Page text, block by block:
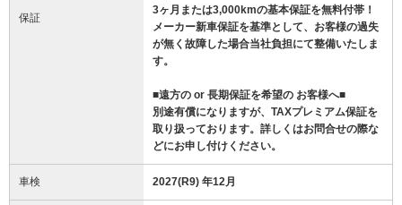
保証
3ヶ月または3,000kmの基本保証を無料付帯！
メーカー新車保証を基準として、お客様の過失
が無く故障した場合当社負担にて整備いたしま
す。
■遠方の or 長期保証を希望の お客様へ■
別途有償になりますが、TAXプレミアム保証を
取り扱っております。詳しくはお問合せの際な
どにお申し付けください。
車検 2027(R9) 年12月